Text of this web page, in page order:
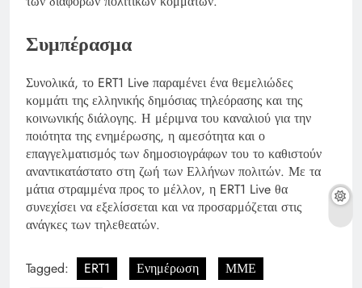
Συμπέρασμα
Συνολικά, το ERT1 Live παραμένει ένα θεμελιώδες
κομμάτι της ελληνικής δημόσιας τηλεόρασης και της
κοινωνικής διάλογης. Η μέριμνα του καναλιού για την
ποιότητα της ενημέρωσης, η αμεσότητα και ο
επαγγελματισμός των δημοσιογράφων του το καθιστούν
αναντικατάστατο στη ζωή των Ελλήνων πολιτών. Με τα
μάτια στραμμένα προς το μέλλον, η ERT1 Live θα
συνεχίσει να εξελίσσεται και να προσαρμόζεται στις
ανάγκες των τηλεθεατών.
Tagged: ERT1 Ενημέρωση
ΜΜΕ